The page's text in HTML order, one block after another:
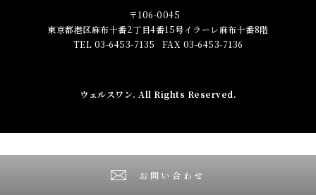
お問い合わせ
〒106-0045
東京都港区麻布十番2丁目4番15号イラーレ麻布十番8階
TEL 03-6453-7135
FAX 03-6453-7136
ウェルスワン. All Rights Reserved.